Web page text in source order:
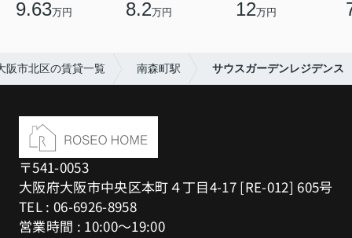
9.63万円 8.2万円 12万円
阪市北区の賃貸一覧 南森町駅 サウスガーデンレジデンス
〒541-0053
大阪府大阪市中央区本町４丁目4-17 [RE-012] 605号
TEL : 06-6926-8958
営業時間 : 10:00～19:00